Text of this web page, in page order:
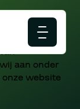
aan onder
website